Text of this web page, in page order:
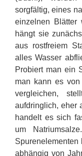
sorgfältig, eines
einzelnen Blätter
hängt sie
aus rostfreiem
alles Wasser
Probiert man ein
man kann es
vergleichen,
aufdringlich, eher
handelt es sich
um
abhängig von